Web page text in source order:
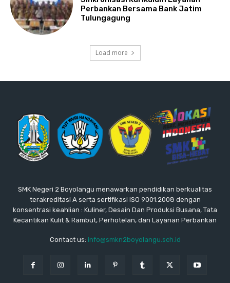
Perbankan Bersama Bank Jatim
Tulungagung
Load more
SMK Negeri 2 Boyolangu menawarkan pendidikan berkualitas
terakreditasi A serta sertifikasi ISO 9001:2008 dengan
konsentrasi keahlian : Kuliner, Desain Dan Produksi Busana, Tata
Kecantikan Kulit & Rambut, Perhotelan, dan Layanan Perbankan
Contact us: info@smkn2boyolangu.sch.id